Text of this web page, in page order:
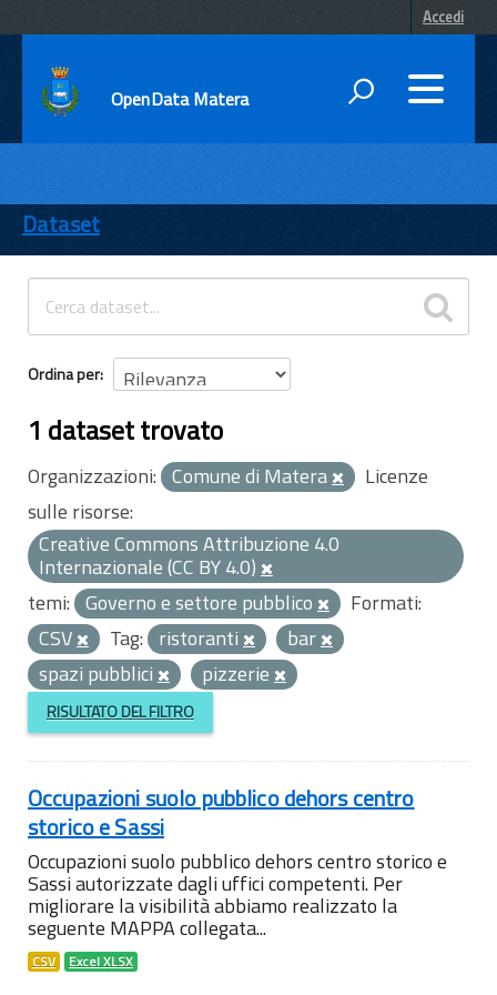
Accedi
OpenData Matera
ENTI
TEMI
INFORMAZIONI
Dataset
Ordina per
1 dataset trovato
Organizzazioni: Comune di Matera
Licenze
sulle risorse:
Creative Commons Attribuzione 4.0
Internazionale (CC BY 4.0)
temi: Governo e settore pubblico
Formati:
CSV
Tag: ristoranti
bar
spazi pubblici
pizzerie
RISULTATO DEL FILTRO
Occupazioni suolo pubblico dehors centro
storico e Sassi
Occupazioni suolo pubblico dehors centro storico e
Sassi autorizzate dagli uffici competenti. Per
migliorare la visibilità abbiamo realizzato la
seguente MAPPA collegata...
CSV Excel XLSX